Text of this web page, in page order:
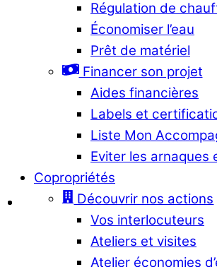
Régulation de
Économiser l’eau
Prêt de matériel
Financer son projet
Aides financières
Labels et
Liste Mon
Eviter les arnaques
Copropriétés
Découvrir nos actions
Vos interlocuteurs
Ateliers et visites
Atelier économies